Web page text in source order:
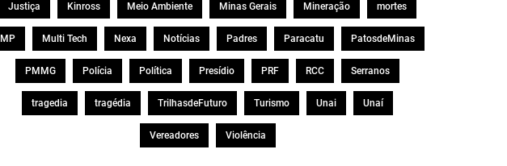
Justiça Kinross Meio Ambiente Minas Gerais Mineração mortes
MP Multi Tech Nexa Notícias Padres Paracatu PatosdeMinas
PMMG Polícia Política Presídio PRF RCC Serranos
tragedia tragédia TrilhasdeFuturo Turismo Unai Unaí
Vereadores Violência